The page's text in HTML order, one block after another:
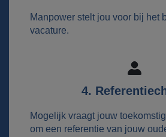
Manpower stelt jou voor bij het
vacature.
4.
Mogelijk vraagt jouw
om een referentie van jouw